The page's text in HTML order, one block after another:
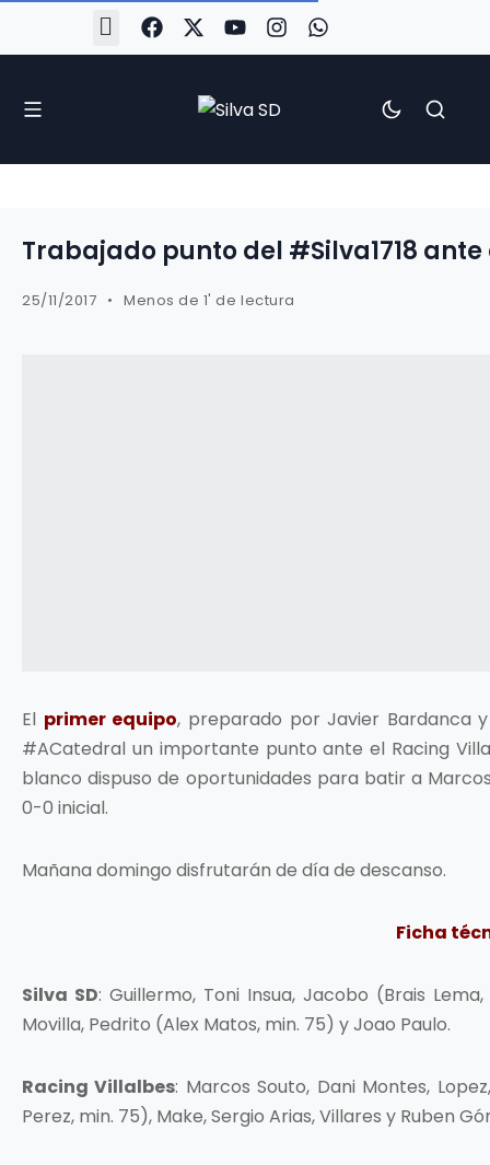
Trabajado punto del #Silva1718
25/11/2017 Menos de 1' de lectura
El primer equipo, preparado por Javier Bardanca
#ACatedral un importante punto ante el Racing
blanco dispuso de oportunidades para batir a
0-0 inicial.
Mañana domingo disfrutarán de día de descanso.
Ficha
Silva SD: Guillermo, Toni Insua, Jacobo (Brais
Movilla, Pedrito (Alex Matos, min. 75) y Joao Paulo.
Racing Villalbes: Marcos Souto, Dani Montes,
Perez, min. 75), Make, Sergio Arias, Villares y Ruben